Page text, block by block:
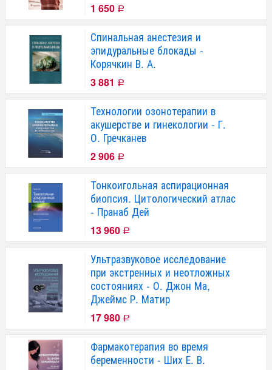
1 650 Р
Спинальная анестезия и
эпидуральные блокады -
Корячкин В. А.
3 881 Р
Технологии озонотерапии в
акушерстве и гинекологии - Г.
О. Гречканев
2 906 Р
Тонкоигольная аспирационная
биопсия. Цитологический атлас
- Пранаб Дей
13 960 Р
Ультразвуковое исследование
при экстренных и неотложных
состояниях - О. Джон Ма,
Джеймс Р. Матир
17 980 Р
Фармакотерапия во время
беременности - Ших Е. В.